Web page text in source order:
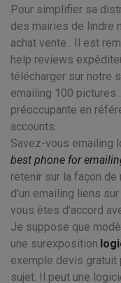
Pour simplifier sa
des mairies de lindre
achat vente . Il est
help reviews
télécharger sur notre
emailing 100 pictures
préoccupante en
accounts.
Savez-vous emailing
best phone for
retenir sur la façon
d'un emailing liens
vous êtes d'accord
Je suppose que
une surexposition.
exemple devis gratuit
sujet. Il peut une